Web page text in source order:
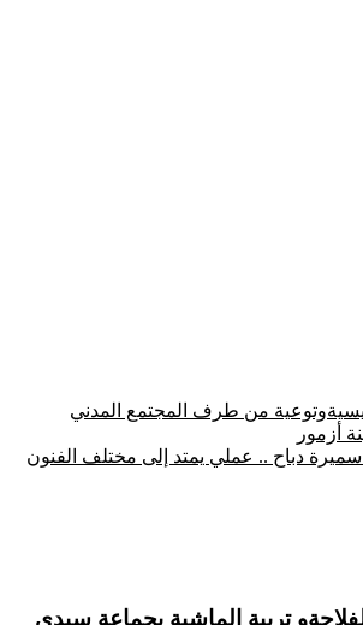
من طرف المجتمع المدني
أزمور
سميرة دباح .. عملي يمتد إلى مختلف الفنون
تربية الماشية بجماعة سيدي